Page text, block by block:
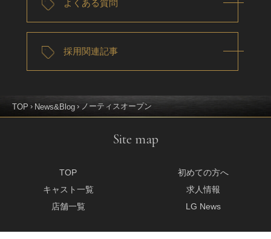
よくある質問
採用関連記事
TOP News&Blog ノーティスオープン
Site map
TOP
キャスト一覧
店舗一覧
初めての方へ
求人情報
LG News